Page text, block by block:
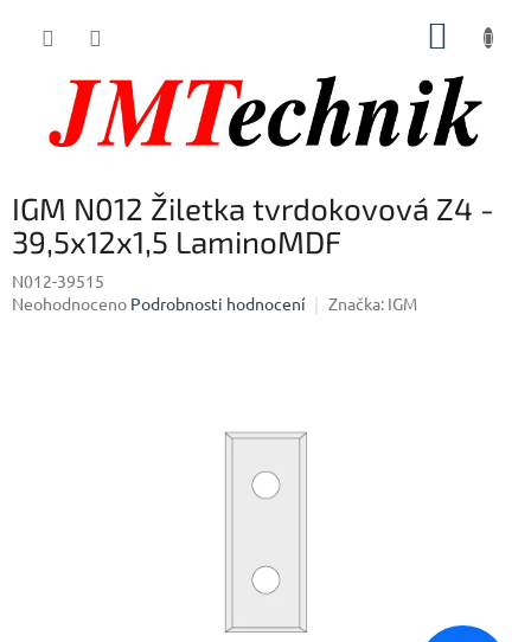
IGM N012 Žiletka tvrdokovová Z4 -
39,5x12x1,5 LaminoMDF
N012-39515
Průměrné
Neohodnoceno Podrobnosti hodnocení Značka: IGM